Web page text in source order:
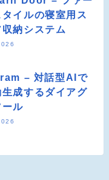
イルの寝室用ス
納システム
– 対話型AIで
生成するダイアグ
ル